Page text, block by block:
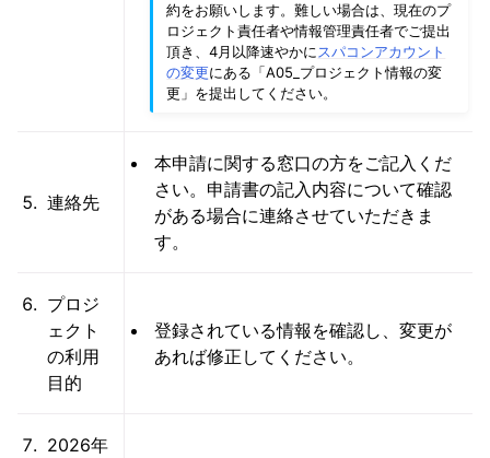
約をお願いします。難しい場合は、現在のプ
ロジェクト責任者や情報管理責任者でご提出
頂き、4月以降速やかにスパコンアカウント
の変更にある「A05_プロジェクト情報の変
更」を提出してください。
連絡先
本申請に関する窓口の方をご記入くだ
さい。申請書の記入内容について確認
がある場合に連絡させていただきま
す。
プロジ
ェクト
の利用
目的
登録されている情報を確認し、変更が
あれば修正してください。
2026年